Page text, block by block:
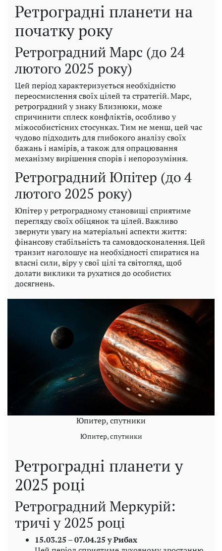
Ретроградні планети на
початку року
Ретроградний Марс (до 24
лютого 2025 року)
Цей період характеризується необхідністю
переосмислення своїх цілей та стратегій. Марс,
ретроградний у знаку Близнюки, може
спричинити сплеск конфліктів, особливо у
міжособистісних стосунках. Тим не менш, цей час
чудово підходить для глибокого аналізу своїх
бажань і намірів, а також для опрацювання
механізму вирішення спорів і непорозуміння.
Ретроградний Юпітер (до 4
лютого 2025 року)
Юпітер у ретроградному становищі сприятиме
перегляду своїх обіцянок та цілей. Важливо
звернути увагу на матеріальні аспекти життя:
фінансову стабільність та самовдосконалення. Цей
транзит наголошує на необхідності спиратися на
власні сили, віру у свої цілі та світогляд, щоб
долати виклики та рухатися до особистих
досягнень.
Юпитер, спутники
Юпитер, спутники
Ретроградні планети у
2025 році
Ретроградний Меркурій:
тричі у 2025 році
15.03.25 – 07.04.25 у Рибах